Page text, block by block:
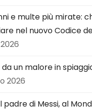
e multe più mirate:
nel nuovo Codice
un malore in
2026
padre di Messi, al